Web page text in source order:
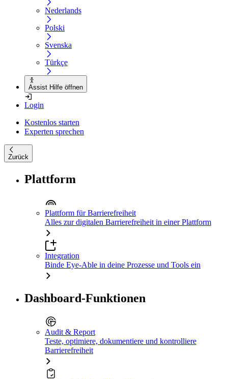
Nederlands
Polski
Svenska
Türkçe
Assist Hilfe öffnen
Login
Kostenlos starten
Experten sprechen
Zurück
Plattform
Plattform für Barrierefreiheit
Alles zur digitalen Barrierefreiheit in einer Plattform
Integration
Binde Eye-Able in deine Prozesse und Tools ein
Dashboard-Funktionen
Audit & Report
Teste, optimiere, dokumentiere und kontrolliere
Barrierefreiheit